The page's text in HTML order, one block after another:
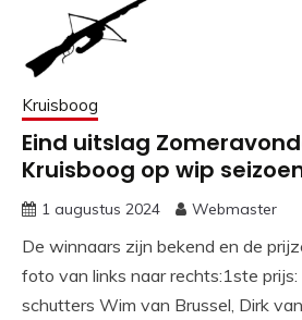
Kruisboog
Eind uitslag
Kruisboog op wip
1 augustus 2024 Webmaster
De winnaars zijn bekend en de
foto van links naar rechts:1ste
schutters Wim van Brussel, Dirk